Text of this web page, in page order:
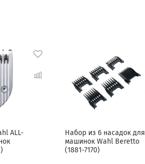
ALL-
Набор из 6 насадок для
машинок Wahl Beretto
(1881-7170)